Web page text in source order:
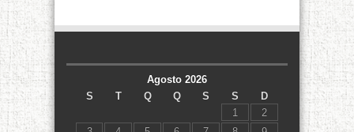
Agosto 2026
S
T Q Q S S
D
1
2